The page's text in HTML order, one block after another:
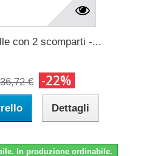
con 2 scomparti -...
€ -22%
Dettagli
In produzione ordinabile.